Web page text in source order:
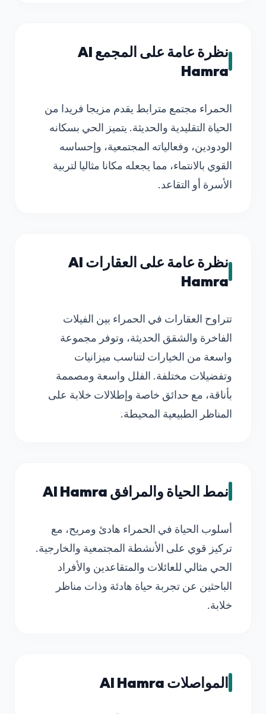
نظرة عامة على المجمع Al
Hamra
الحمراء مجتمع مترابط يقدم مزيجا فريدا من
الحياة التقليدية والحديثة. يتميز الحي بسكانه
الودودين، وفعالياته المجتمعية، وإحساسه
القوي بالانتماء، مما يجعله مكانا مثاليا لتربية
الأسرة أو التقاعد.
نظرة عامة على العقارات Al
Hamra
تتراوح العقارات في الحمراء بين الفيلات
الفاخرة والشقق الحديثة، وتوفر مجموعة
واسعة من الخيارات لتناسب ميزانيات
وتفضيلات مختلفة. الفلل واسعة ومصممة
بأناقة، مع حدائق خاصة وإطلالات خلابة على
المناظر الطبيعية المحيطة.
نمط الحياة والمرافق Al Hamra
أسلوب الحياة في الحمراء هادئ ومريح، مع
تركيز قوي على الأنشطة المجتمعية والخارجية.
الحي مثالي للعائلات والمتقاعدين والأفراد
الباحثين عن تجربة حياة هادئة وذات مناظر
خلابة.
المواصلات Al Hamra